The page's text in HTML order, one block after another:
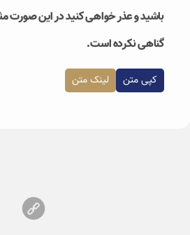
باشید و عذر خواهی کنید در این
گناهی نکرده است.
کپی متن لینک متن